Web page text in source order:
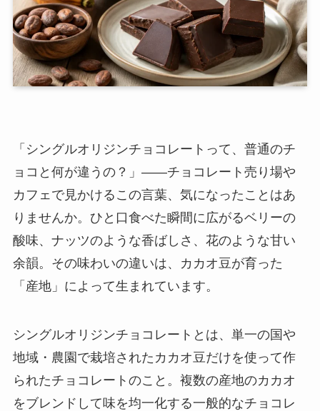
「シングルオリジンチョコレートって、普通のチ
ョコと何が違うの？」——チョコレート売り場や
カフェで見かけるこの言葉、気になったことはあ
りませんか。ひと口食べた瞬間に広がるベリーの
酸味、ナッツのような香ばしさ、花のような甘い
余韻。その味わいの違いは、カカオ豆が育った
「産地」によって生まれています。
シングルオリジンチョコレートとは、単一の国や
地域・農園で栽培されたカカオ豆だけを使って作
られたチョコレートのこと。複数の産地のカカオ
をブレンドして味を均一化する一般的なチョコレ